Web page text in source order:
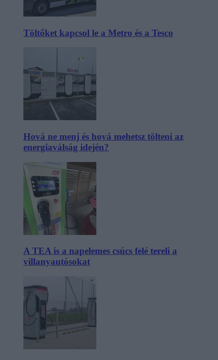
Töltőket kapcsol le a Metro és a Tesco
Hová ne menj és hová mehetsz tölteni az
energiaválság idején?
A TEA is a napelemes csúcs felé tereli a
villanyautósokat